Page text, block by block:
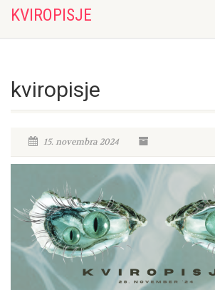
KVIROPISJE
kviropisje
15. novembra 2024